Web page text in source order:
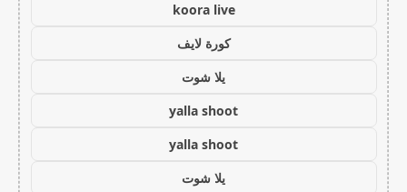
koora live
كورة لايف
يلا شوت
yalla shoot
yalla shoot
يلا شوت